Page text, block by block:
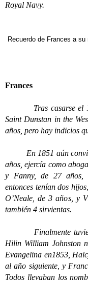
Royal Navy.
Recuerdo de Frances a
Frances
Tras casarse el 12
Saint Dunstan in the
años, pero hay indicios
En 1851 aún
años, ejercía como
y Fanny, de 27 años,
entonces tenían dos
O’Neale, de 3 años, y
también 4 sirvientas.
Finalmente tuvieron
Hilin William Johnston
Evangelina en1853,
al año siguiente, y
Todos llevaban los